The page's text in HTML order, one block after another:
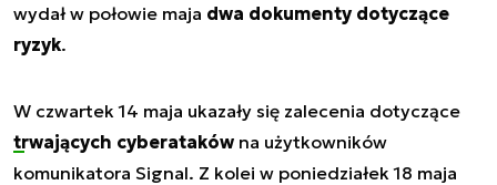
wydał w połowie maja dwa dokumenty dotyczące
ryzyk.
W czwartek 14 maja ukazały się zalecenia dotyczące
trwających cyberataków na użytkowników
komunikatora Signal. Z kolei w poniedziałek 18 maja